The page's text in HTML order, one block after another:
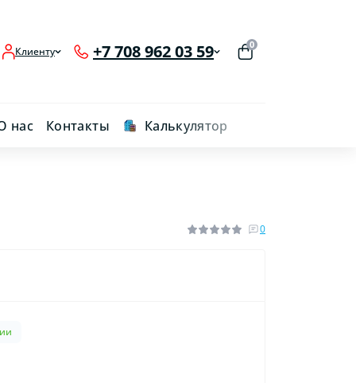
Клиенту +7 708 962 03 59 0
нас Контакты Калькулятор
0